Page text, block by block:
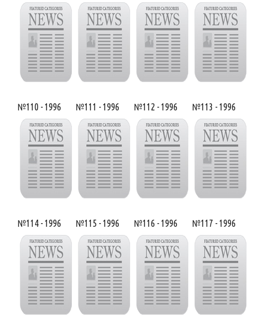
№110 - 1996 №111 - 1996 №112 - 1996 №113 - 1996
№114 - 1996 №115 - 1996 №116 - 1996 №117 - 1996